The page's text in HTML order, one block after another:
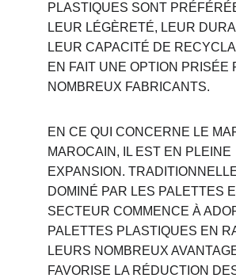
PLASTIQUES SONT
LEUR LÉGÈRETÉ, LEUR
LEUR CAPACITÉ DE
EN FAIT UNE OPTION PRISÉE
NOMBREUX FABRICANTS.
EN CE QUI CONCERNE LE
MAROCAIN, IL EST EN PLEINE
EXPANSION.
DOMINÉ PAR LES PALETTES
SECTEUR COMMENCE À
PALETTES PLASTIQUES EN
LEURS NOMBREUX
FAVORISE LA RÉDUCTION